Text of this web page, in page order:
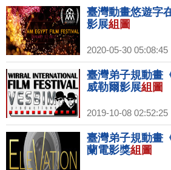
臺灣動畫悠遊字
影展組圖
2020-05-30 05:08:45
臺灣弟子規動畫
威勒爾影展組圖
2019-10-08 02:52:25
臺灣弟子規動畫
蘭電影獎組圖